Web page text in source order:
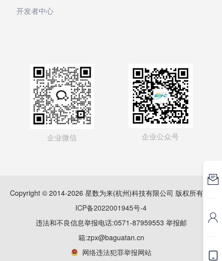
开发者中心
企业微信 企业公众号
Copyright © 2014-2026 星数为来(杭州)科技有限公司 版权所有
ICP备2022001945号-4
违法和不良信息举报电话:0571-87959553 举报邮
箱:zpx@baguatan.cn
网络违法犯罪举报网站


